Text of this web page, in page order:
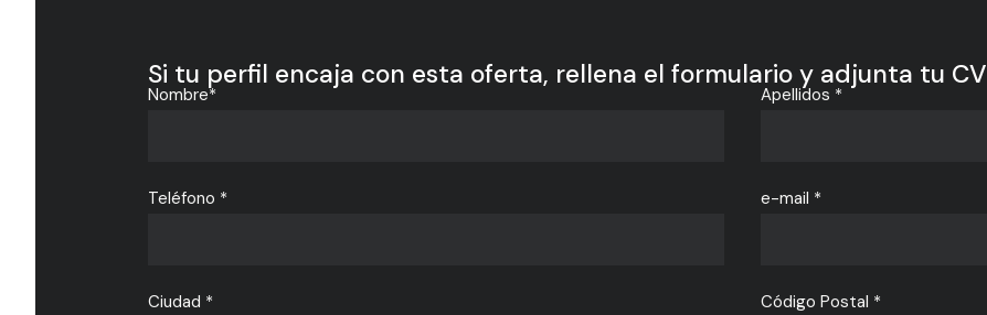
Si tu perfil encaja con esta oferta, rellena el formulario y adjunta tu CV
Nombre* Apellidos *
Teléfono * e-mail *
Ciudad * Código Postal *